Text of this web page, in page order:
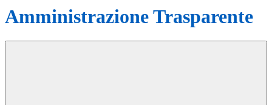
Amministrazione Trasparente